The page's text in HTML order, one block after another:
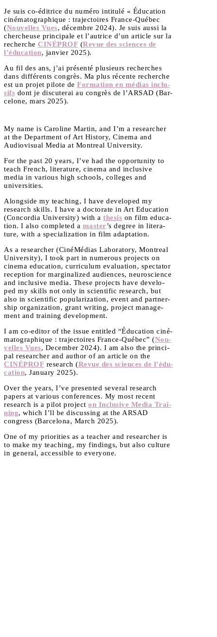
Je suis co-édi­trice du numé­ro inti­tu­lé « Édu­ca­tion
ciné­ma­to­gra­phique : tra­jec­toires France-Qué­bec
(Nou­velles Vues, décembre 2024). Je suis aus­si la
cher­cheuse prin­ci­pale et l’autrice d’un article sur la
recherche CINÉPROF (Revue des sciences de
l’éducation, jan­vier 2025).
Au fil des ans, j’ai pré­sen­té plu­sieurs recherches
dans dif­fé­rents congrès. Ma plus récente recherche
est un pro­jet pilote de For­ma­tion en médias inclu­
sifs dont je dis­cu­te­rai au congrès de l’ARSAD (Bar­
ce­lone, mars 2025).
My name is Caro­line Mar­tin, and I’m a resear­cher
at the Depart­ment of Art His­to­ry, Cine­ma and
Audio­vi­sual Media at Mon­treal University.
For the past 20 years, I’ve had the oppor­tu­ni­ty to
teach French, lite­ra­ture, cine­ma and inclu­sive
media in various high schools, col­leges and
universities.
Along­side my tea­ching, I have deve­lo­ped my
research skills. I have a doc­to­rate in Art Edu­ca­tion
(Concor­dia Uni­ver­si­ty) with a the­sis on film edu­ca­
tion. I also com­ple­ted a mas­ter’s degree in lite­ra­
ture, with a spe­cia­li­za­tion in film adaptation.
As a resear­cher (Ciné­Mé­dias Labo­ra­to­ry, Mon­treal
Uni­ver­si­ty), I took part in nume­rous pro­jects on
cine­ma edu­ca­tion, cur­ri­cu­lum eva­lua­tion, spec­ta­tor
recep­tion for mar­gi­na­li­zed audiences, neu­ros­cience
and inclu­sive media. These pro­jects have deve­lo­
ped my skills not only in scien­ti­fic research, but
also in scien­ti­fic popu­la­ri­za­tion, event and part­ner­
ship orga­ni­za­tion, grant wri­ting, pro­ject mana­ge­
ment and trai­ning development.
I am co-edi­tor of the issue entit­led “Édu­ca­tion ciné­
ma­to­gra­phique : tra­jec­toires France-Qué­bec” (Nou­
velles Vues, Decem­ber 2024). I am also the prin­ci­
pal resear­cher and author of an article on the
CINÉPROF research (Revue des sciences de l’é­du­
ca­tion, Janua­ry 2025).
Over the years, I’ve pre­sen­ted seve­ral research
papers at various confe­rences. My most recent
research is a pilot pro­ject on Inclu­sive Media Trai­
ning, which I’ll be dis­cus­sing at the ARSAD
congress (Bar­ce­lo­na, March 2025).
One of my prio­ri­ties as a tea­cher and resear­cher is
to make my tea­ching, my fin­dings, but also culture
in gene­ral, acces­sible to everyone.